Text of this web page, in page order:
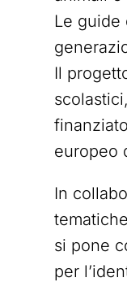
Le guide
Il
europeo
In
si pone
per